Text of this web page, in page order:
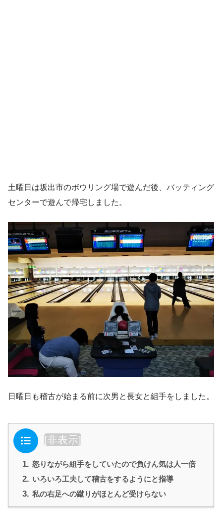
土曜日は坂出市のボウリング場で遊んだ後、バッティング
センターで遊んで帰宅しました。
日曜日も稽古が始まる前に次男と長女と組手をしました。
目次 [非表示]
1. 怒りながら組手をしていたので負けん気は人一倍
2. いろいろ工夫して稽古をするようにと指導
3. 私の右足への蹴りがほとんど受けらない